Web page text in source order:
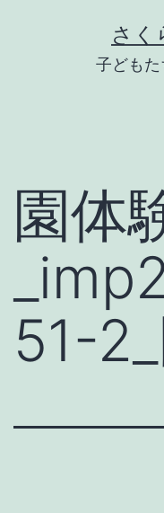
さく
子どもた
園体
51-